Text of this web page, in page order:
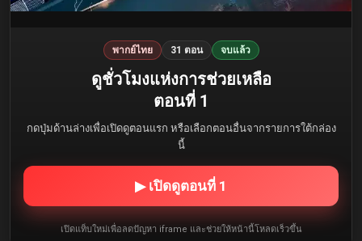
พากย์ไทย 31 ตอน จบแล้ว
ดูชั่วโมงแห่งการช่วยเหลือ
ตอนที่ 1
กดปุ่มด้านล่างเพื่อเปิดดูตอนแรก หรือเลือกตอนอื่นจากรายการใต้กล่อง
นี้
▶ เปิดดูตอนที่ 1
เปิดแท็บใหม่เพื่อลดปัญหา iframe และช่วยให้หน้านี้โหลดเร็วขึ้น